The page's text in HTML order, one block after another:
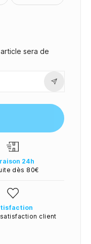
sera de
24h
dès 80€
client